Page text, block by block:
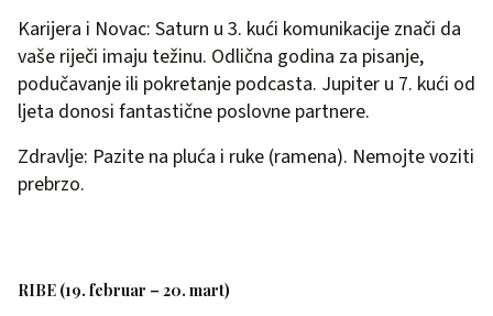
Karijera i Novac: Saturn u 3. kući komunikacije znači da
vaše riječi imaju težinu. Odlična godina za pisanje,
podučavanje ili pokretanje podcasta. Jupiter u 7. kući od
ljeta donosi fantastične poslovne partnere.
Zdravlje: Pazite na pluća i ruke (ramena). Nemojte voziti
prebrzo.
RIBE (19. februar – 20. mart)